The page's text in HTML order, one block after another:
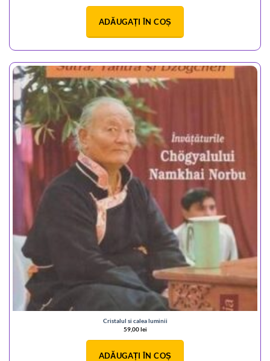
ADĂUGAȚI ÎN COȘ
Cristalul si calea luminii
59,00lei
ADĂUGAȚI ÎN COȘ